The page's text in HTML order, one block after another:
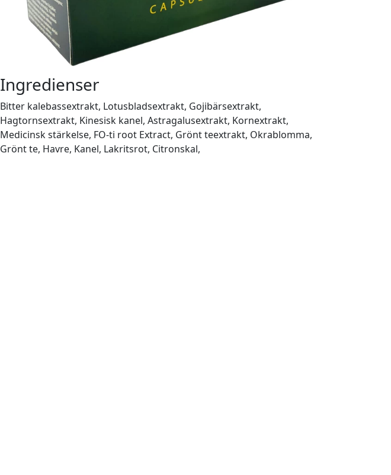
Ingredienser
Bitter kalebassextrakt, Lotusbladsextrakt, Gojibärsextrakt,
Hagtornsextrakt, Kinesisk kanel, Astragalusextrakt, Kornextrakt,
Medicinsk stärkelse, FO-ti root Extract, Grönt teextrakt, Okrablomma,
Grönt te, Havre, Kanel, Lakritsrot, Citronskal,